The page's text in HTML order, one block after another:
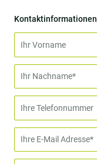
Kontaktinformationen